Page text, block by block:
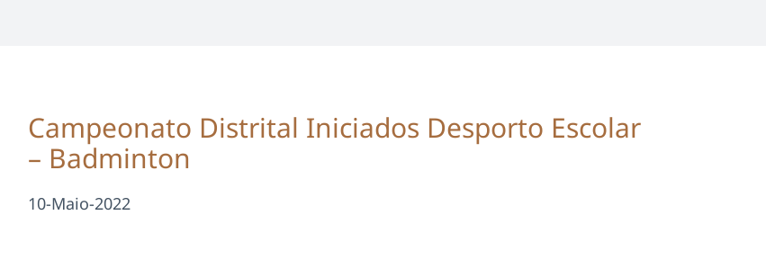
Campeonato Distrital Iniciados Desporto Escolar
– Badminton
10-Maio-2022